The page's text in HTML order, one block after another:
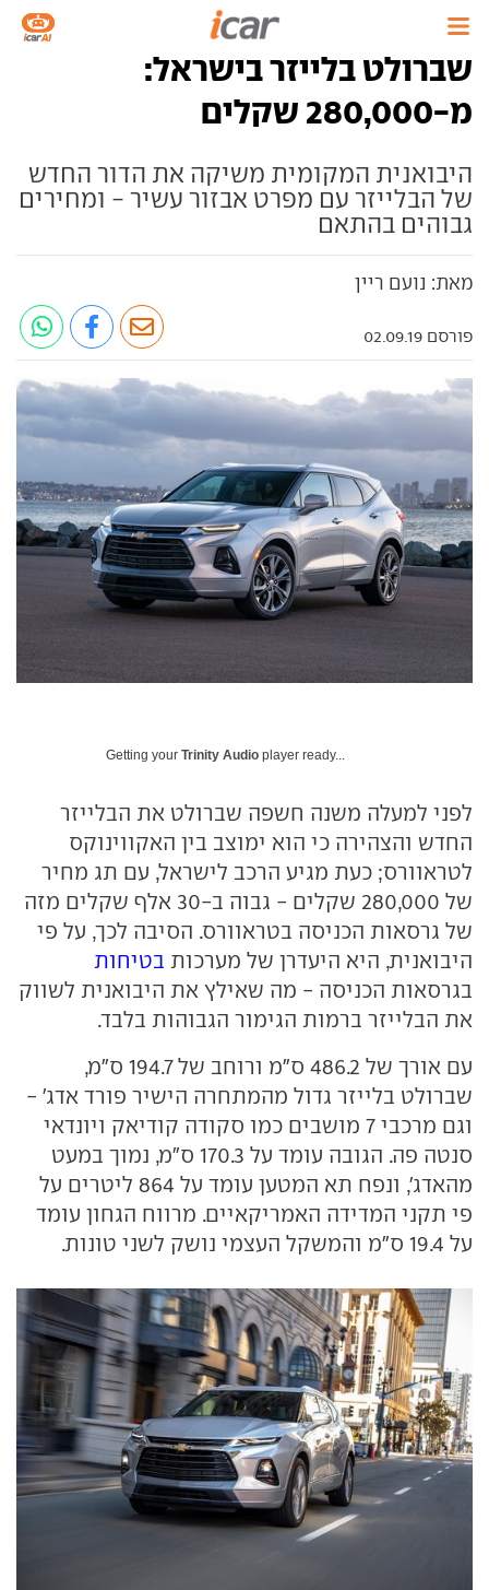
שברולט בלייזר בישראל:
מ-280,000 שקלים
היבואנית המקומית משיקה את הדור החדש
של הבלייזר עם מפרט אבזור עשיר - ומחירים
גבוהים בהתאם
מאת: נועם ריין
פורסם 02.09.19
Getting your Trinity Audio player ready...
לפני למעלה משנה חשפה שברולט את הבלייזר
החדש והצהירה כי הוא ימוצב בין האקווינוקס
לטראוורס; כעת מגיע הרכב לישראל, עם תג מחיר
של 280,000 שקלים - גבוה ב-30 אלף שקלים מזה
של גרסאות הכניסה בטראוורס. הסיבה לכך, על פי
היבואנית, היא היעדרן של מערכות בטיחות
בגרסאות הכניסה - מה שאילץ את היבואנית לשווק
את הבלייזר ברמות הגימור הגבוהות בלבד.
עם אורך של 486.2 ס"מ ורוחב של 194.7 ס"מ,
שברולט בלייזר גדול מהמתחרה הישיר פורד אדג' -
וגם מרכבי 7 מושבים כמו סקודה קודיאק ויונדאי
סנטה פה. הגובה עומד על 170.3 ס"מ, נמוך במעט
מהאדג', ונפח תא המטען עומד על 864 ליטרים על
פי תקני המדידה האמריקאיים. מרווח הגחון עומד
על 19.4 ס"מ והמשקל העצמי נושק לשני טונות.